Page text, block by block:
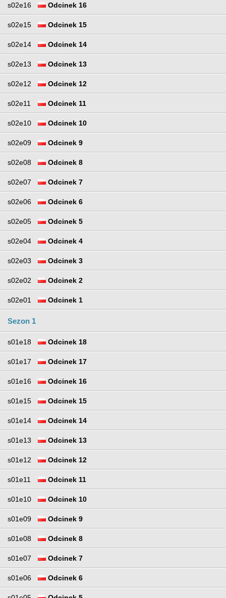
s02e16 Odcinek 16
s02e15 Odcinek 15
s02e14 Odcinek 14
s02e13 Odcinek 13
s02e12 Odcinek 12
s02e11 Odcinek 11
s02e10 Odcinek 10
s02e09 Odcinek 9
s02e08 Odcinek 8
s02e07 Odcinek 7
s02e06 Odcinek 6
s02e05 Odcinek 5
s02e04 Odcinek 4
s02e03 Odcinek 3
s02e02 Odcinek 2
s02e01 Odcinek 1
Sezon 1
s01e18 Odcinek 18
s01e17 Odcinek 17
s01e16 Odcinek 16
s01e15 Odcinek 15
s01e14 Odcinek 14
s01e13 Odcinek 13
s01e12 Odcinek 12
s01e11 Odcinek 11
s01e10 Odcinek 10
s01e09 Odcinek 9
s01e08 Odcinek 8
s01e07 Odcinek 7
s01e06 Odcinek 6